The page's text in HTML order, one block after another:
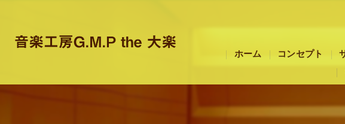
ホーム コンセプト
札幌市のピアノ
札幌市のピアノ